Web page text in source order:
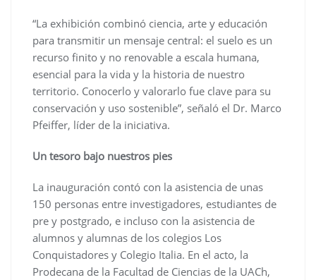
“La exhibición combinó ciencia, arte y educación
para transmitir un mensaje central: el suelo es un
recurso finito y no renovable a escala humana,
esencial para la vida y la historia de nuestro
territorio. Conocerlo y valorarlo fue clave para su
conservación y uso sostenible”, señaló el Dr. Marco
Pfeiffer, líder de la iniciativa.
Un tesoro bajo nuestros pies
La inauguración contó con la asistencia de unas
150 personas entre investigadores, estudiantes de
pre y postgrado, e incluso con la asistencia de
alumnos y alumnas de los colegios Los
Conquistadores y Colegio Italia. En el acto, la
Prodecana de la Facultad de Ciencias de la UACh,